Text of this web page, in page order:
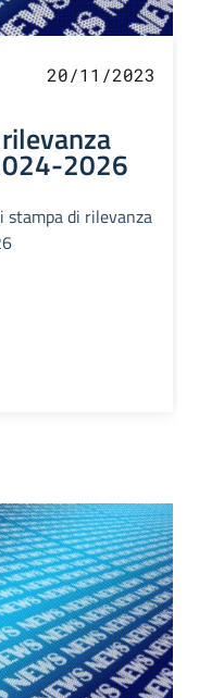
20/11/2023
2026
stampa di rilevanza